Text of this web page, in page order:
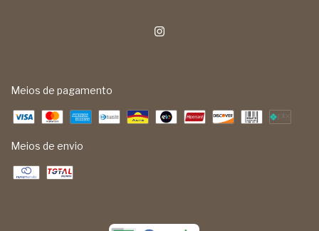
Meios de pagamento
Meios de envio